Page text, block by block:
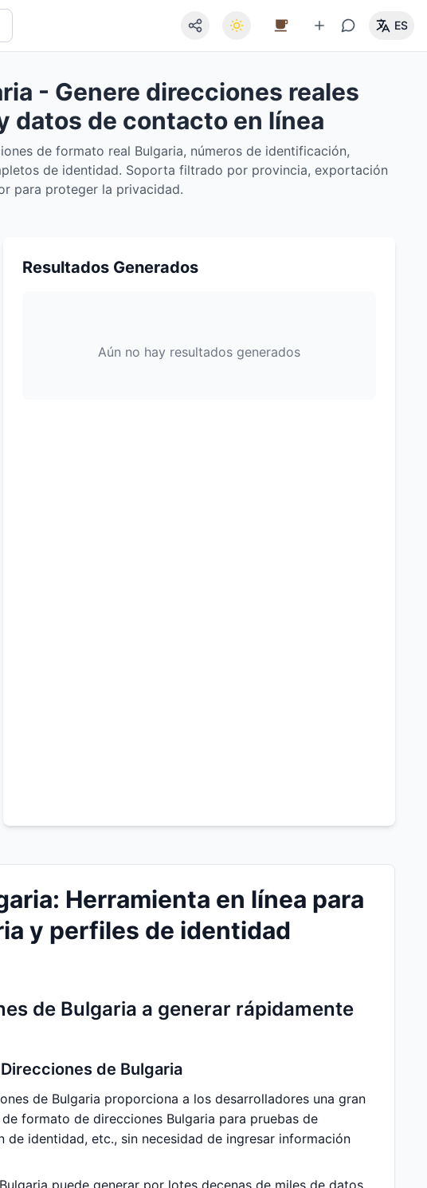
ES
- Genere direcciones reales
datos de contacto en línea
de formato real Bulgaria, números de identificación,
de identidad. Soporta filtrado por provincia, exportación
para proteger la privacidad.
Resultados Generados
Aún no hay resultados generados
Herramienta en línea para
y perfiles de identidad
de Bulgaria a generar rápidamente
de Bulgaria
de Bulgaria proporciona a los desarrolladores una gran
formato de direcciones Bulgaria para pruebas de
identidad, etc., sin necesidad de ingresar información
puede generar por lotes decenas de miles de datos